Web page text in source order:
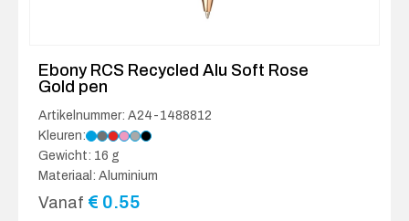
Ebony RCS Recycled Alu Soft Rose
Gold pen
Artikelnummer: A24-1488812
Kleuren:
Gewicht: 16 g
Materiaal: Aluminium
Vanaf € 0.55